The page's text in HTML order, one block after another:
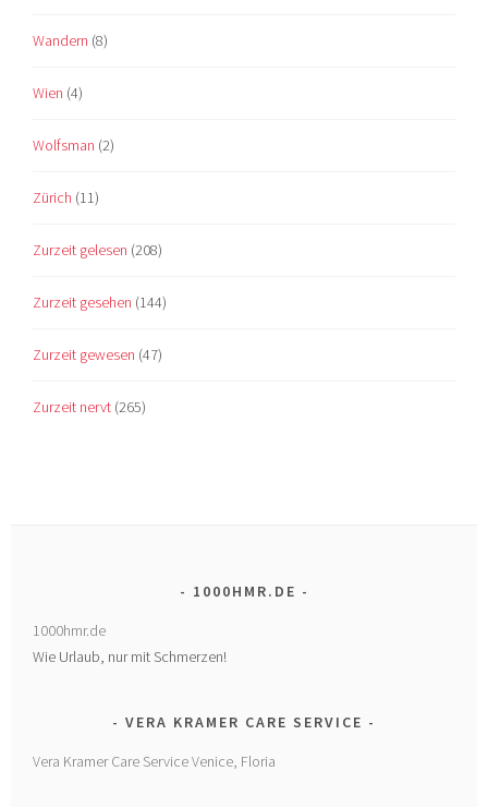
Wandern (8)
Wien (4)
Wolfsman (2)
Zürich (11)
Zurzeit gelesen (208)
Zurzeit gesehen (144)
Zurzeit gewesen (47)
Zurzeit nervt (265)
1000HMR.DE
1000hmr.de
Wie Urlaub, nur mit Schmerzen!
VERA KRAMER CARE SERVICE
Vera Kramer Care Service Venice, Floria